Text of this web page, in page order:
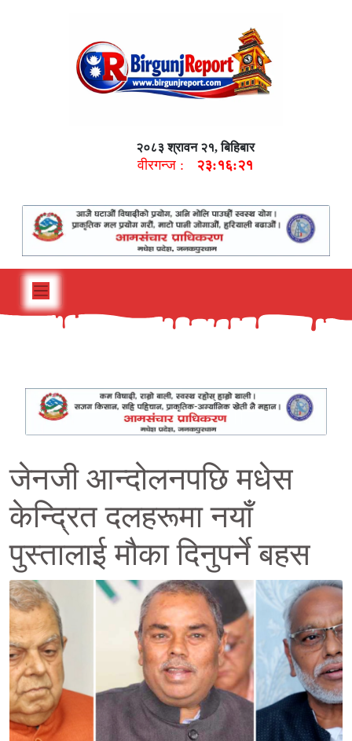
२०८३ श्रावन २१, बिहिबार
वीरगन्ज : २३:१६:२२
जेनजी आन्दोलनपछि मधेस
केन्द्रित दलहरूमा नयाँ
पुस्तालाई मौका दिनुपर्ने बहस